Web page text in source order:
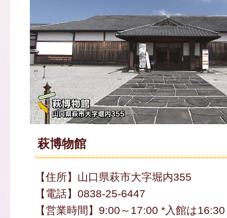
萩博物館
【住所】山口県萩市大字堀内355
【電話】0838-25-6447
【営業時間】9:00～17:00 *入館は16:30